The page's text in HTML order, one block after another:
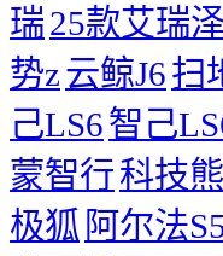
瑞25款艾瑞
势z云鲸J6扫
己LS6智己
蒙智行科技
极狐 阿尔法